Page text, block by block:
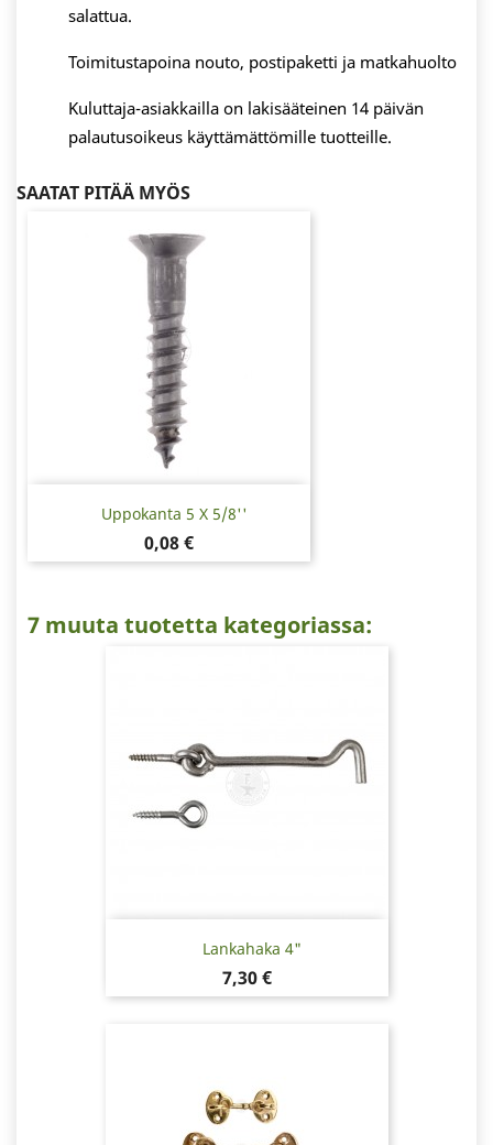
salattua.
Toimitustapoina nouto, postipaketti ja matkahuolto
Kuluttaja-asiakkailla on lakisääteinen 14 päivän
palautusoikeus käyttämättömille tuotteille.
SAATAT PITÄÄ MYÖS
Uppokanta 5 X 5/8''
Hinta
0,08 €
7 muuta tuotetta kategoriassa:
Lankahaka 4"
Hinta
7,30 €